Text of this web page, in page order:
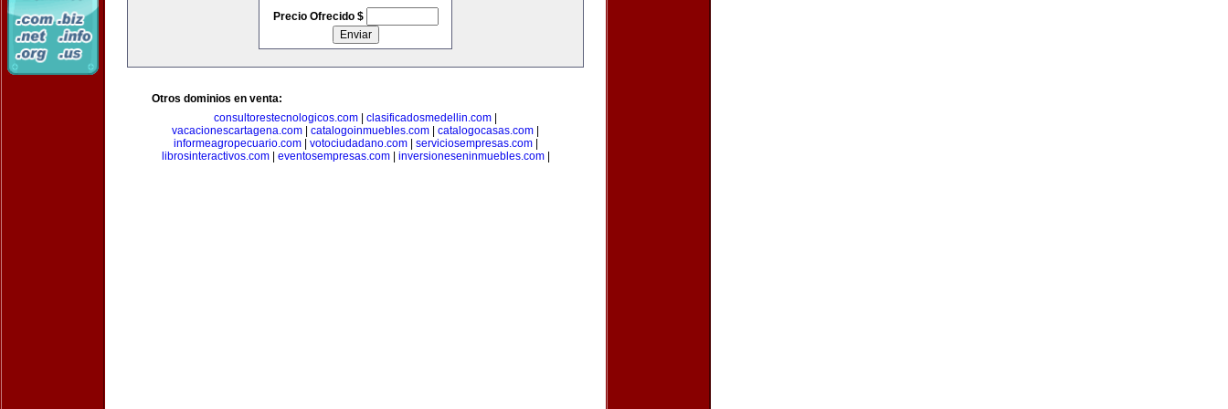
Precio Ofrecido $
Otros dominios en venta:
consultorestecnologicos.com
clasificadosmedellin.com
vacacionescartagena.com
catalogoinmuebles.com catalogocasas.com
informeagropecuario.com| votociudadano.com| serviciosempresas.com|
librosinteractivos.com| eventosempresas.com| inversioneseninmuebles.com|